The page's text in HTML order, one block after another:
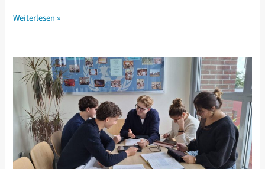
UNESCO-
Schule
Weiterlesen »